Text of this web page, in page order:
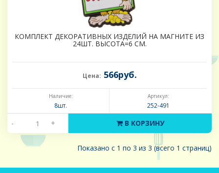
КОМПЛЕКТ ДЕКОРАТИВНЫХ ИЗДЕЛИЙ НА МАГНИТЕ ИЗ
24ШТ. ВЫСОТА=6 СМ.
Цена: 566руб.
Наличие:
8шт.
Артикул:
252-491
- + В КОРЗИНУ
Показано с 1 по 3 из 3 (всего 1 страниц)